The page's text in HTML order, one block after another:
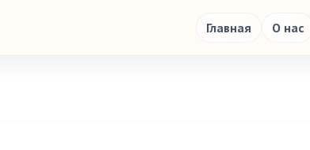
Главная О нас